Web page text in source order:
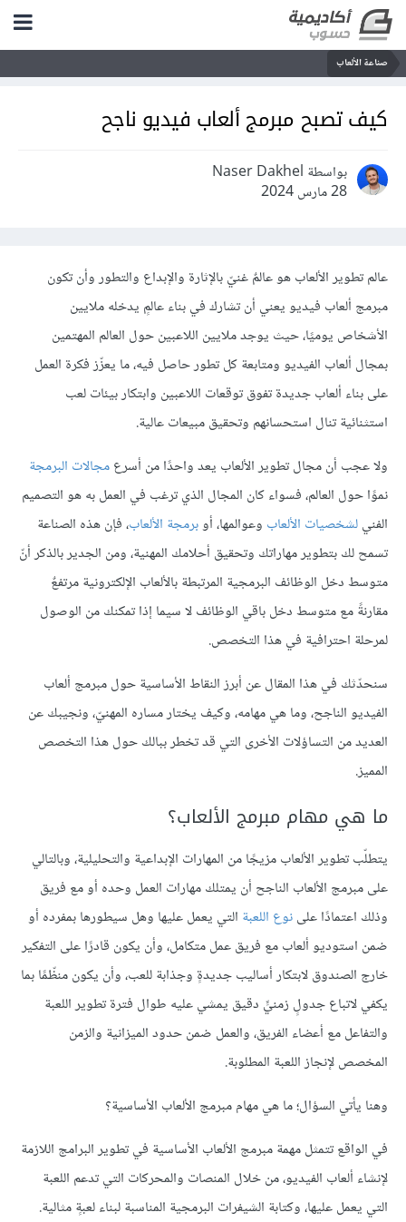
صناعة الألعاب
كيف تصبح مبرمج ألعاب فيديو ناجح
بواسطة Naser Dakhel
28 مارس 2024
عالم تطوير الألعاب هو عالمٌ غنيّ بالإثارة والإبداع والتطور وأن تكون
مبرمج ألعاب فيديو يعني أن تشارك في بناء عالمٍ يدخله ملايين
الأشخاص يوميًا، حيث يوجد ملايين اللاعبين حول العالم المهتمين
بمجال ألعاب الفيديو ومتابعة كل تطور حاصل فيه، ما يعزّز فكرة العمل
على بناء ألعاب جديدة تفوق توقعات اللاعبين وابتكار بيئات لعب
استثنائية تنال استحسانهم وتحقيق مبيعات عالية.
ولا عجب أن مجال تطوير الألعاب يعد واحدًا من أسرعمجالات البرمجة
نموًا حول العالم، فسواء كان المجال الذي ترغب في العمل به هو التصميم
الفنيلشخصيات الألعاب وعوالمها، أوبرمجة الألعاب، فإن هذه الصناعة
تسمح لك بتطوير مهاراتك وتحقيق أحلامك المهنية، ومن الجدير بالذكر أنّ
متوسط دخل الوظائف البرمجية المرتبطة بالألعاب الإلكترونية مرتفعٌ
مقارنةً مع متوسط دخل باقي الوظائف لا سيما إذا تمكنك من الوصول
لمرحلة احترافية في هذا التخصص.
سنحدّثك في هذا المقال عن أبرز النقاط الأساسية حول مبرمج ألعاب
الفيديو الناجح، وما هي مهامه، وكيف يختار مساره المهنيّ، ونجيبك عن
العديد من التساؤلات الأخرى التي قد تخطر ببالك حول هذا التخصص
المميز.
ما هي مهام مبرمج الألعاب؟
يتطلّب تطوير الألعاب مزيجًا من المهارات الإبداعية والتحليلية، وبالتالي
على مبرمج الألعاب الناجح أن يمتلك مهارات العمل وحده أو مع فريق
وذلك اعتمادًا علىنوع اللعبة التي يعمل عليها وهل سيطورها بمفرده أو
ضمن استوديو ألعاب مع فريق عمل متكامل، وأن يكون قادرًا على التفكير
خارج الصندوق لابتكار أساليب جديدةٍ وجذابة للعب، وأن يكون منظّمًا بما
يكفي لاتباع جدولٍ زمنيٍّ دقيق يمشي عليه طوال فترة تطوير اللعبة
والتفاعل مع أعضاء الفريق، والعمل ضمن حدود الميزانية والزمن
المخصص لإنجاز اللعبة المطلوبة.
وهنا يأتي السؤال؛ ما هي مهام مبرمج الألعاب الأساسية؟
في الواقع تتمثل مهمة مبرمج الألعاب الأساسية في تطوير البرامج اللازمة
لإنشاء ألعاب الفيديو، من خلال المنصات والمحركات التي تدعم اللعبة
التي يعمل عليها، وكتابة الشيفرات البرمجية المناسبة لبناء لعبةٍ مثالية.